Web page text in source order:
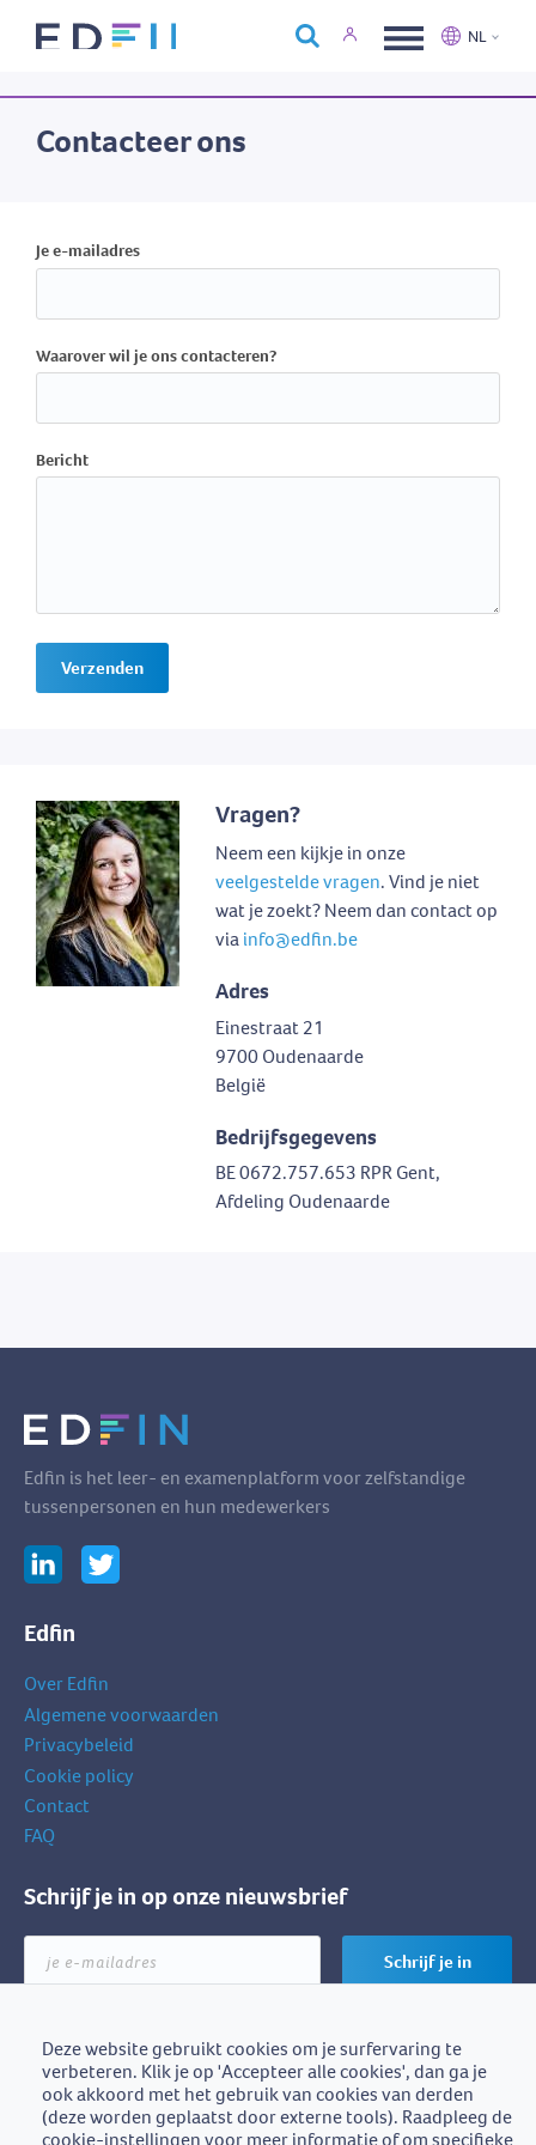
Over Edfin
NL
Contacteer ons
Je e-mailadres
Waarover wil je ons contacteren?
Bericht
Verzenden
Vragen?
Neem een kijkje in onze
veelgestelde vragen. Vind je niet
wat je zoekt? Neem dan contact op
viainfo@edfin.be
Adres
Einestraat 21
9700 Oudenaarde
België
Bedrijfsgegevens
BE 0672.757.653 RPR Gent,
Afdeling Oudenaarde
Edfin is het leer- en examenplatform voor zelfstandige
tussenpersonen en hun medewerkers
Edfin
Over Edfin
Algemene voorwaarden
Privacybeleid
Cookie policy
Contact
FAQ
Schrijf je in op onze nieuwsbrief
mailadres
Schrijf je in
Edfin is een initiatief van
BZB-Fedafin
Deze website gebruikt cookies om je surfervaring te
verbeteren. Klik je op 'Accepteer alle cookies', dan ga je
ook akkoord met het gebruik van cookies van derden
(deze worden geplaatst door externe tools). Raadpleeg de
cookie-instellingen voor meer informatie of om specifieke